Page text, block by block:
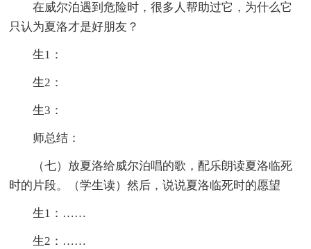
在威尔泊遇到危险时，很多人帮助过它，为什么它
只认为夏洛才是好朋友？
生1：
生2：
生3：
师总结：
（七）放夏洛给威尔泊唱的歌，配乐朗读夏洛临死
时的片段。（学生读）然后，说说夏洛临死时的愿望
生1：……
生2：……